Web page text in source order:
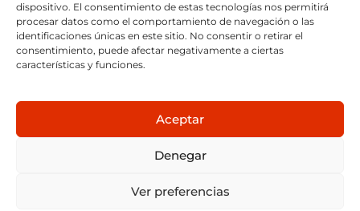
dispositivo. El consentimiento de estas tecnologías nos permitirá
procesar datos como el comportamiento de navegación o las
identificaciones únicas en este sitio. No consentir o retirar el
consentimiento, puede afectar negativamente a ciertas
características y funciones.
Aceptar
Denegar
Ver preferencias
NOTICIAS CONTACTO
INTRANET
CANAL ÉTICO